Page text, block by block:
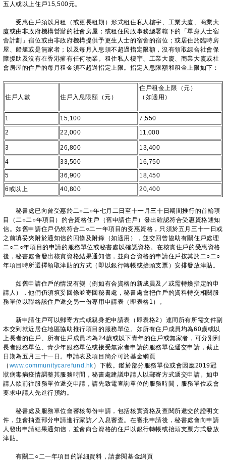
五人或以上住戶15,500元。
受惠住戶須以月租（或更長租期）形式租住私人樓宇、工業大廈、商業大
廈或由非政府機構營辦的社會房屋；或租住民政事務總署轄下的「單身人士宿
舍計劃」宿位或由非政府機構提供予更生人士的宿舍的宿位；或居住於臨時房
屋、船艇或是無家者；以及每月入息須不超過指定限額，沒有領取綜合社會保
障援助及沒有在香港擁有任何物業。租住私人樓宇、工業大廈、商業大廈或社
會房屋的住戶的每月租金須不超過指定上限。指定入息限額和租金上限如下︰
住戶人數 住戶入息限額（元）
住戶租金上限（元）
（如適用）
1 15,100
7,550
2
22,000 11,000
3 26,800
13,400
4
33,500
16,750
5
36,900
18,450
6或以上
40,800 20,400
秘書處已向曾受惠於二○二○年七月二日至十一月三十日期間推行的首輪項
目（二○二○年項目）的合資格住戶（舊申請住戶）發出確認符合受惠資格通知
信。如舊申請住戶仍然符合二○二一年項目的受惠資格，只須於五月三十一日或
之前填妥夾附於通知信的回條及附錄（如適用），並交回曾協助有關住戶處理
二○二○年項目的申請的服務單位或秘書處以確認資格。在核實住戶的受惠資格
後，秘書處會發出核實資格結果通知信，並向合資格的申請住戶按其於二○二○
年項目時所選擇領取津貼的方式（即以銀行轉帳或抬頭支票）安排發放津貼。
如舊申請住戶的情況有變（例如有合資格的新成員及／或需轉換指定的申
請人），他們仍須填妥回條並寄回秘書處，秘書處會把住戶的資料轉交相關服
務單位以聯絡該住戶遞交另一份專用申請表（即表格1）。
新申請住戶可以郵寄方式或親身把申請表（即表格2）連同所有所需文件副
本交到就近居住地區協助推行項目的服務單位。如所有住戶成員均為60歲或以
上長者的住戶、所有住戶成員均為24歲或以下青年的住戶或無家者，可分別到
長者服務單位、青少年服務單位或接受無家者申請的服務單位遞交申請，截止
日期為五月三十一日。申請表及項目簡介可於基金網頁
（ www.communitycarefund.hk ）下載。鑑於部分服務單位或會因應2019冠
狀病毒病疫情調整其服務時間，秘書處建議申請人以郵寄方式遞交申請。如申
請人欲前往服務單位遞交申請，請先致電查詢單位的服務時間，服務單位或會
要求申請人先進行預約。
秘書處及服務單位會審核每份申請，包括核實資格及查閱所遞交的證明文
件，並會抽查部分申請進行家訪／入息審查。在審批申請後，秘書處會向申請
人發出申請結果通知信，並會向合資格的住戶以銀行轉帳或抬頭支票方式發放
津貼。
有關二○二一年項目的詳細資料，請參閱基金網頁